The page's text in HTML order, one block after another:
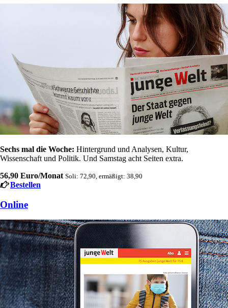
Sechs mal die Woche: Hintergrund und Analysen, Kultur,
Wissenschaft und Politik. Und Samstag acht Seiten extra.
56,90 Euro/Monat Soli: 72,90, ermäßigt: 38,90
Bestellen
Online